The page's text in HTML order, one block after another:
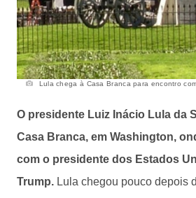
Lula chega à Casa Branca para encontro
O presidente Luiz Inácio Lula da
Casa Branca, em Washington,
com o presidente dos Estados
Trump. Lula chegou pouco depois